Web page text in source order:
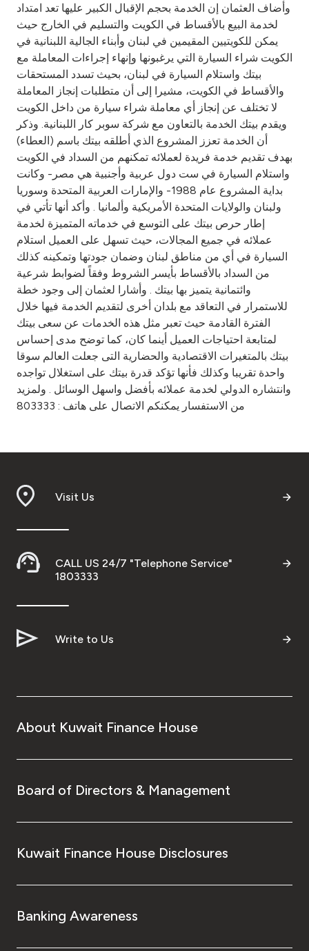
Branch & ATM locator
Germany
Malaysia
Turkey
Egypt
UK
Kingdom of Bahrain
وأضاف العثمان إن الخدمة بحجم الإقبال الكبير عليها تعد امتداد
لخدمة البيع بالأقساط في الكويت والتسليم في الخارج حيث
يمكن للكويتيين المقيمين في لبنان وأبناء الجالية اللبنانية في
الكويت شراء السيارة التي يرغبونها وإنهاء إجراءات المعاملة مع
بيتك واستلام السيارة في لبنان، بحيث تسدد المستحقات
والأقساط في الكويت، مشيرا إلى أن متطلبات إنجاز المعاملة
لا تختلف عن إنجاز أي معاملة شراء سيارة من داخل الكويت
ويقدم بيتك الخدمة بالتعاون مع شركة سوبر كار اللبنانية. وذكر
أن الخدمة تعزز المشروع الذي أطلقه بيتك باسم (العطاء)
بهدف تقديم خدمة فريدة لعملائه تمكنهم من السداد في الكويت
واستلام السيارة في ست دول عربية وأجنبية هي مصر- وكانت
بداية المشروع عام 1988- والإمارات العربية المتحدة وسوريا
ولبنان والولايات المتحدة الأمريكية وألمانيا . وأكد أنها تأتي في
إطار حرص بيتك على التوسع في خدماته المتميزة لخدمة
عملائه في جميع المجالات، حيث تسهل على العميل استلام
السيارة في أي من مناطق لبنان وضمان جودتها وتمكينه كذلك
من السداد بالأقساط بأيسر الشروط وفقاً لضوابط شرعية
وائتمانية يتميز بها بيتك . وأشارا لعثمان إلى وجود خطة
للاستمرار في التعاقد مع بلدان أخرى لتقديم الخدمة فيها خلال
الفترة القادمة حيث تعبر مثل هذه الخدمات عن سعى بيتك
لمتابعة احتياجات العميل أينما كان، كما توضح مدى إحساس
بيتك بالمتغيرات الاقتصادية والحضارية التى جعلت العالم سوقا
واحدة تقريبا وكذلك فأنها تؤكد قدرة بيتك على استغلال تواجده
وانتشاره الدولي لخدمة عملائه بأفضل واسهل الوسائل . ولمزيد
من الاستفسار يمكنكم الاتصال على هاتف : 803333
Visit Us
CALL US 24/7 "Telephone Service"
1803333
Write to Us
About Kuwait Finance House
Board of Directors & Management
Kuwait Finance House Disclosures
Banking Awareness